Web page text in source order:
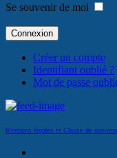
Se souvenir de moi
Connexion
Créer un compte
Identifiant oublié ?
Mot de passe
Mentions légales et Clause de non-